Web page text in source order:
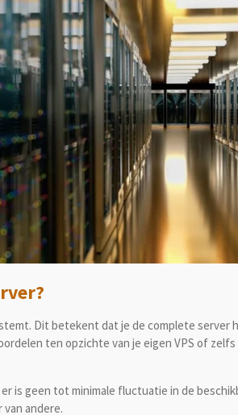
Dit betekent dat je de complete server
ten opzichte van je eigen VPS of
is geen tot minimale fluctuatie in de
andere.